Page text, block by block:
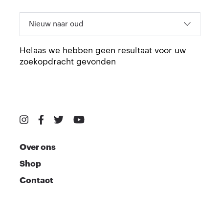
Helaas we hebben geen resultaat voor uw
zoekopdracht gevonden
Over ons
Shop
Contact